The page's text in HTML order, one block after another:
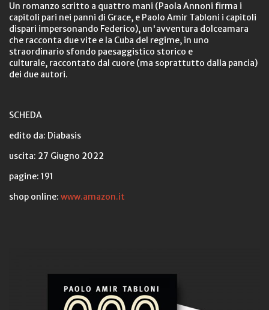
Un romanzo scritto a quattro mani (Paola Annoni firma i
capitoli pari nei panni di Grace, e Paolo Amir Tabloni i capitoli
dispari impersonando Federico), un'avventura dolceamara
che racconta due vite e la Cuba del regime, in uno
straordinario sfondo paesaggistico storico e
culturale, raccontato dal cuore (ma soprattutto dalla pancia)
dei due autori.
SCHEDA
edito da: Diabasis
uscita: 27 Giugno 2022
pagine: 191
shop online: www.amazon.it